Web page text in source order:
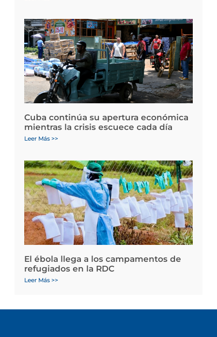
Cuba continúa su apertura económica
mientras la crisis escuece cada día
Leer Más >>
El ébola llega a los campamentos de
refugiados en la RDC
Leer Más >>